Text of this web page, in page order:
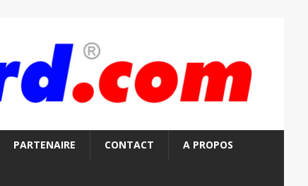
PARTENAIRE CONTACT A PROPOS